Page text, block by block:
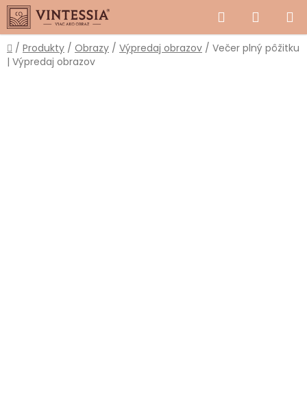
Prejsť
na
obsah
Hľadať
KOŠÍK
Domov
/ Produkty / Obrazy / Výpredaj obrazov / Večer plný pôžitku
| Výpredaj obrazov